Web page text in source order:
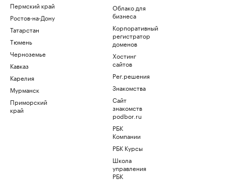
Пермский край
Ростов-на-Дону
Татарстан
Тюмень
Черноземье
Кавказ
Карелия
Мурманск
Приморский
край
Облако для
бизнеса
Корпоративный
регистратор
доменов
Хостинг
сайтов
Рег.решения
Знакомства
Сайт
знакомств
podbor.ru
РБК
Компании
РБК Курсы
Школа
управления
РБК